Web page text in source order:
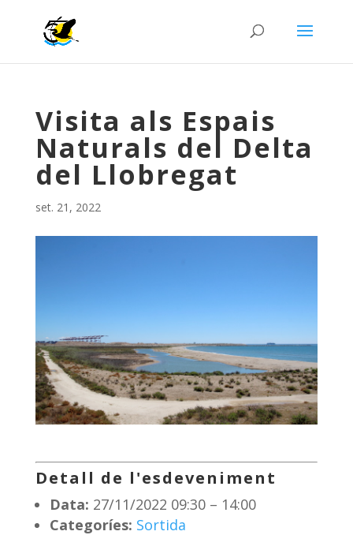
Visita als Espais
Naturals del Delta
del Llobregat
set. 21, 2022
Detall de l'esdeveniment
Data: 27/11/2022 09:30– 14:00
Categoríes: Sortida